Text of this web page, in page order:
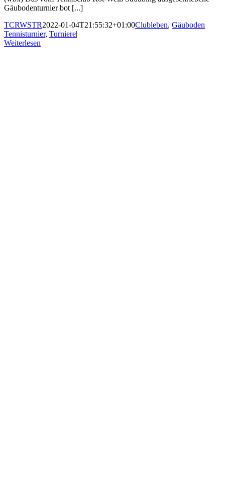
Gäubodenturnier bot [...]
TCRWSTR2022-01-04T21:55:32+01:00Clubleben, Gäuboden
Tennisturnier, Turniere|
Weiterlesen